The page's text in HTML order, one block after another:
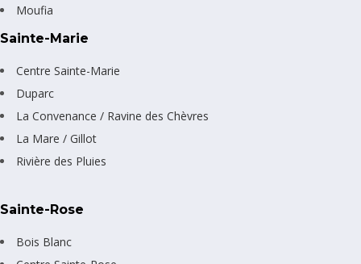
Moufia
Sainte-Marie
Centre Sainte-Marie
Duparc
La Convenance / Ravine des Chèvres
La Mare / Gillot
Rivière des Pluies
Sainte-Rose
Bois Blanc